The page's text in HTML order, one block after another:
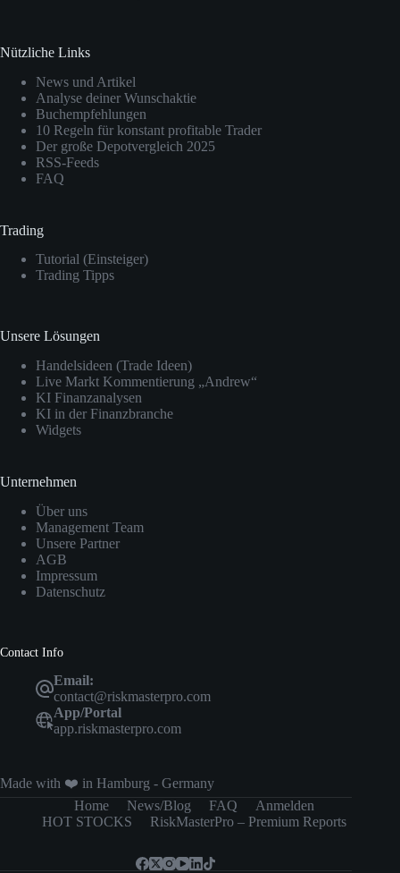
Nützliche Links
News und Artikel
Analyse deiner Wunschaktie
Buchempfehlungen
10 Regeln für konstant profitable Trader
Der große Depotvergleich 2025
RSS-Feeds
FAQ
Trading
Tutorial (Einsteiger)
Trading Tipps
Unsere Lösungen
Handelsideen (Trade Ideen)
Live Markt Kommentierung „Andrew“
KI Finanzanalysen
KI in der Finanzbranche
Widgets
Unternehmen
Über uns
Management Team
Unsere Partner
AGB
Impressum
Datenschutz
Contact Info
Email:
contact@riskmasterpro.com
App/Portal
app.riskmasterpro.com
Made with ❤️ in Hamburg - Germany
Home
News/Blog FAQ
Anmelden
HOT STOCKS
RiskMasterPro – Premium Reports